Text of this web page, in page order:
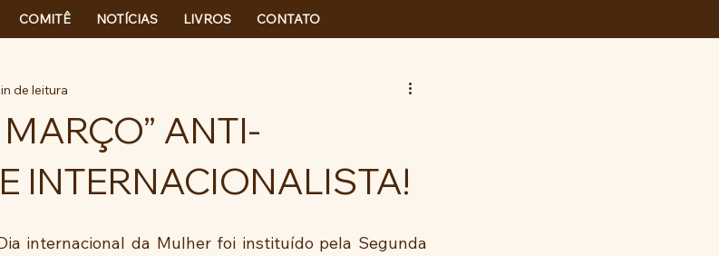
COMITÊ NOTÍCIAS LIVROS CONTATO
ANTI-
INTERNACIONALISTA!
de leitura
internacional da Mulher foi instituído pela Segunda